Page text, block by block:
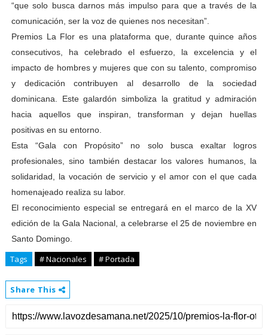
“que solo busca darnos más impulso para que a través de la
comunicación, ser la voz de quienes nos necesitan”.
Premios La Flor es una plataforma que, durante quince años
consecutivos, ha celebrado el esfuerzo, la excelencia y el
impacto de hombres y mujeres que con su talento, compromiso
y dedicación contribuyen al desarrollo de la sociedad
dominicana. Este galardón simboliza la gratitud y admiración
hacia aquellos que inspiran, transforman y dejan huellas
positivas en su entorno.
Esta “Gala con Propósito” no solo busca exaltar logros
profesionales, sino también destacar los valores humanos, la
solidaridad, la vocación de servicio y el amor con el que cada
homenajeado realiza su labor.
El reconocimiento especial se entregará en el marco de la XV
edición de la Gala Nacional, a celebrarse el 25 de noviembre en
Santo Domingo.
Tags # Nacionales # Portada
Share This